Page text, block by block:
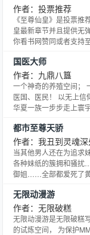
作者：投票推荐
《至尊仙皇》是投票
皇最新章节并且提供无
你看书网赞同或者支持
国医大师
作者：九鼎八簋
一个神奇的养殖空间；
医国、医民！ 以无上
华夏一族一步步走上寰
都市至尊天骄
作者：我丑到灵魂深
当其他男人还在为追求
各种妹纸的簇拥和骚扰
御姐……全部都爱死了黄
节严重，不喜勿入 本故
&amp;amp;lt;/
无限动漫游
作者：无限破糕
无限动漫游是无限破糕
的试炼空间， 为保护